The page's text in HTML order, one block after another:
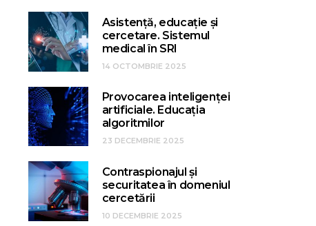
Asistență, educație și
cercetare. Sistemul
medical în SRI
14 OCTOMBRIE 2025
Provocarea inteligenței
artificiale. Educația
algoritmilor
23 DECEMBRIE 2025
Contraspionajul și
securitatea în domeniul
cercetării
10 DECEMBRIE 2025